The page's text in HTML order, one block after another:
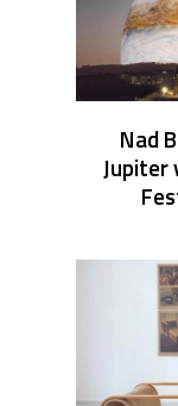
Nad
Jupiter